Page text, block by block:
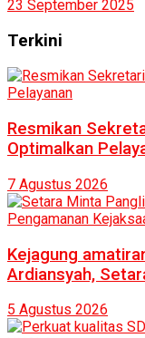
23 September 2025
Terkini
Resmikan
Optimalkan
7 Agustus 2026
Kejagung
Ardiansyah,
5 Agustus 2026